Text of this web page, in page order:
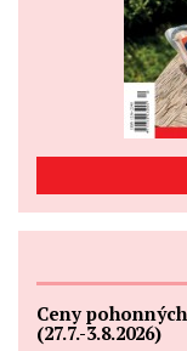
Ceny
(27.7.-3.8.2026)